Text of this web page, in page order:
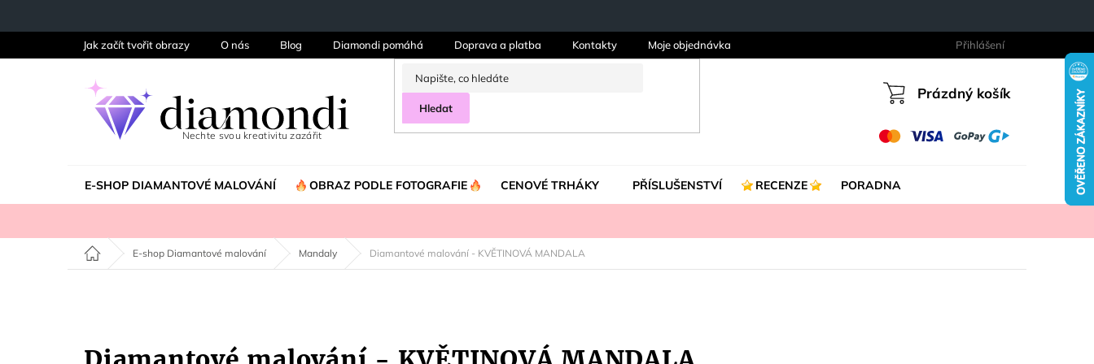
Jak začít tvořit obrazy O nás Blog Diamondi pomáhá Doprava a platba Kontakty Moje objednávka Přihlášení
Hledat
Nákupní
Prázdný košík
E-SHOP DIAMANTOVÉ MALOVÁNÍ OBRAZ PODLE FOTOGRAFIE CENOVÉ TRHÁKY PŘÍSLUŠENSTVÍ RECENZE PORADNA
Domů E-shop Diamantové malování Mandaly Diamantové malování - KVĚTINOVÁ MANDALA